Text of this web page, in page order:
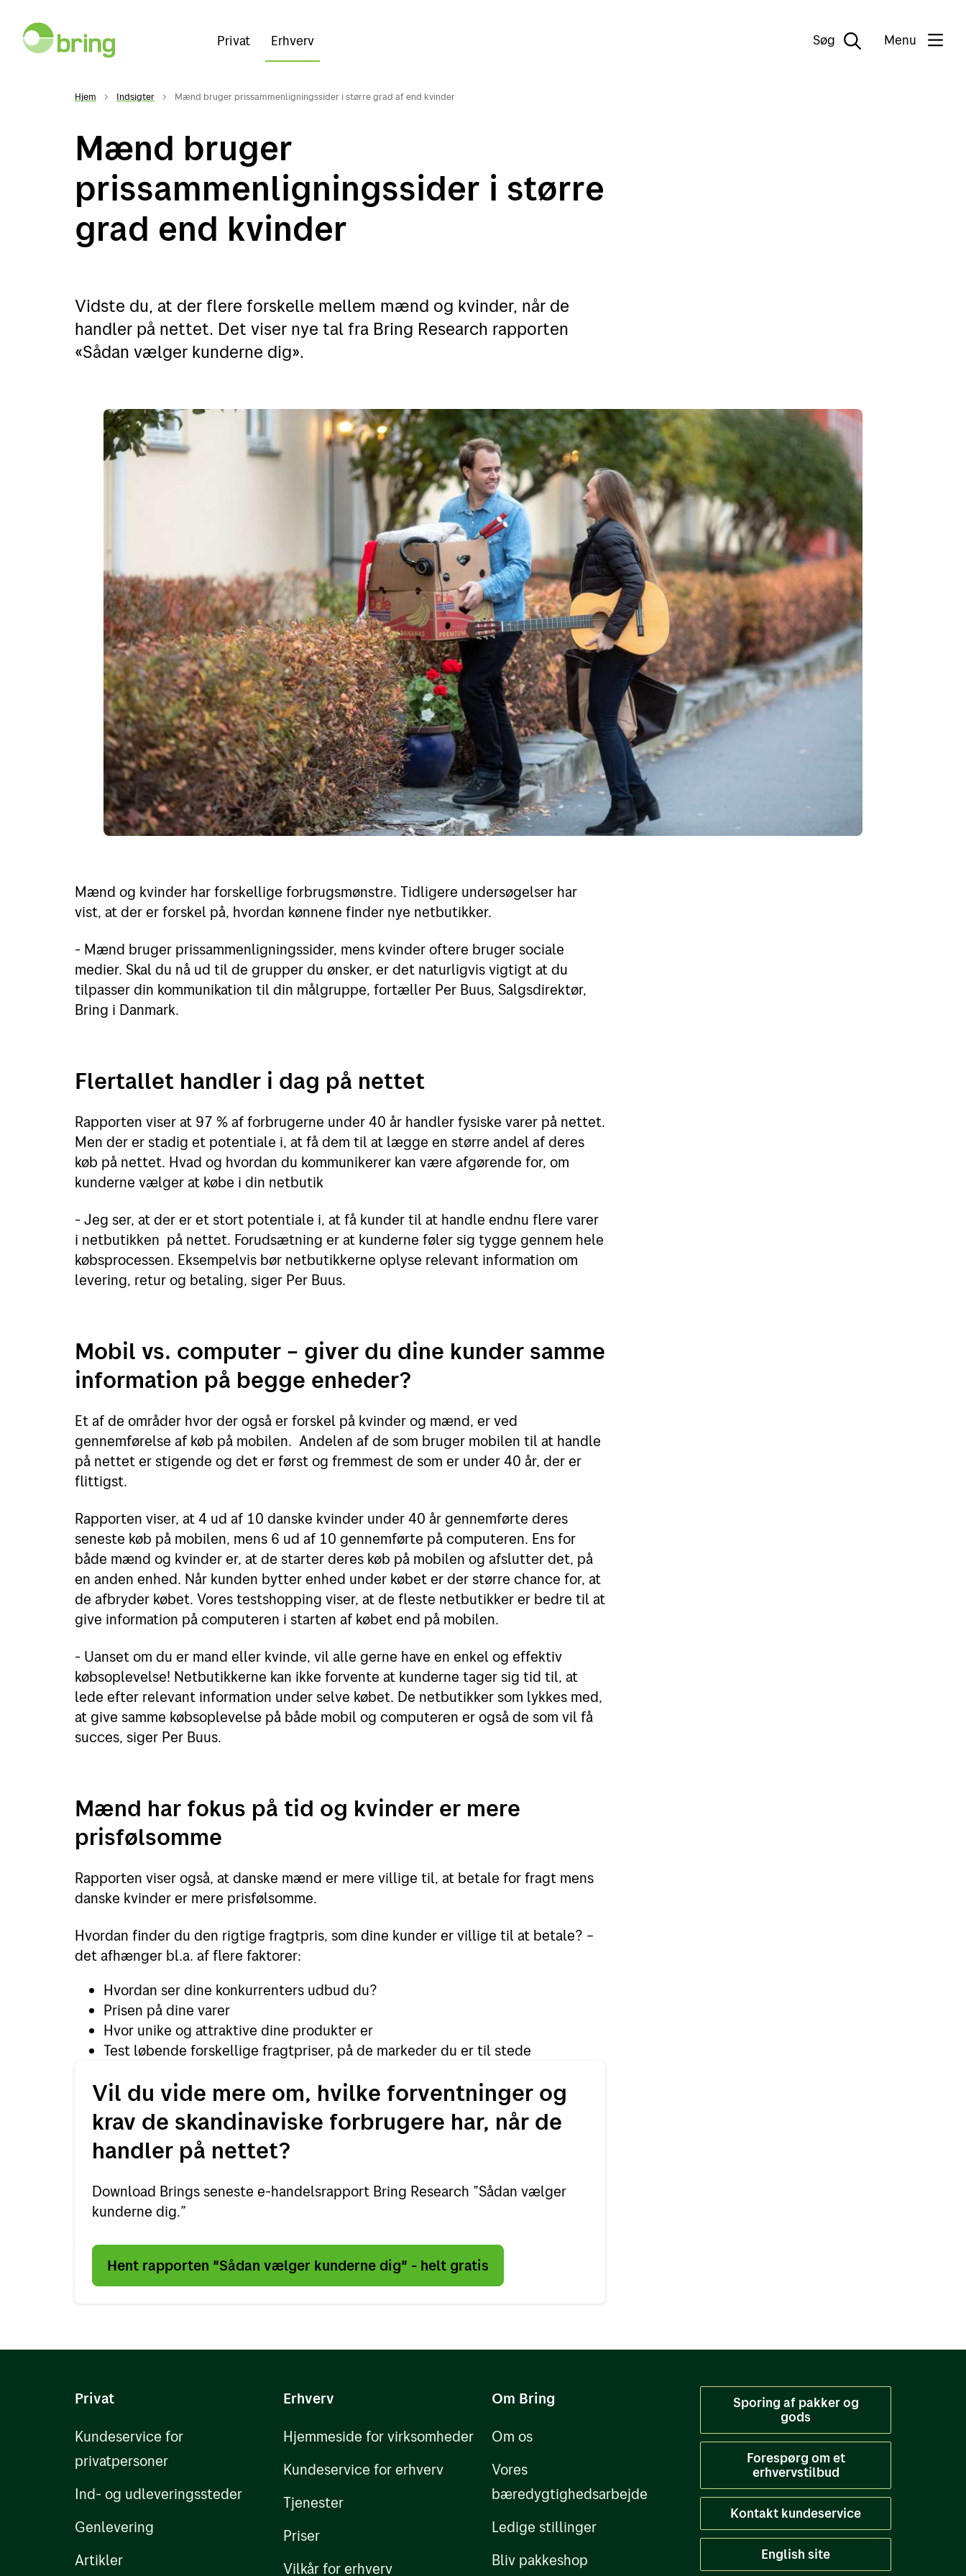
Privat Erhverv Søg Menu
Hjem Indsigter Mænd bruger prissammenligningssider i større grad af end kvinder
Mænd bruger
prissammenligningssider i større
grad end kvinder
Vidste du, at der flere forskelle mellem mænd og kvinder, når de
handler på nettet. Det viser nye tal fra Bring Research rapporten
«Sådan vælger kunderne dig».
Mænd og kvinder har forskellige forbrugsmønstre. Tidligere undersøgelser har
vist, at der er forskel på, hvordan kønnene finder nye netbutikker.
- Mænd bruger prissammenligningssider, mens kvinder oftere bruger sociale
medier. Skal du nå ud til de grupper du ønsker, er det naturligvis vigtigt at du
tilpasser din kommunikation til din målgruppe, fortæller Per Buus, Salgsdirektør,
Bring i Danmark.
Flertallet handler i dag på nettet
Rapporten viser at 97 % af forbrugerne under 40 år handler fysiske varer på nettet.
Men der er stadig et potentiale i, at få dem til at lægge en større andel af deres
køb på nettet. Hvad og hvordan du kommunikerer kan være afgørende for, om
kunderne vælger at købe i din netbutik
- Jeg ser, at der er et stort potentiale i, at få kunder til at handle endnu flere varer
i netbutikken på nettet. Forudsætning er at kunderne føler sig tygge gennem hele
købsprocessen. Eksempelvis bør netbutikkerne oplyse relevant information om
levering, retur og betaling, siger Per Buus.
Mobil vs. computer – giver du dine kunder samme
information på begge enheder?
Et af de områder hvor der også er forskel på kvinder og mænd, er ved
gennemførelse af køb på mobilen. Andelen af de som bruger mobilen til at handle
på nettet er stigende og det er først og fremmest de som er under 40 år, der er
flittigst.
Rapporten viser, at 4 ud af 10 danske kvinder under 40 år gennemførte deres
seneste køb på mobilen, mens 6 ud af 10 gennemførte på computeren. Ens for
både mænd og kvinder er, at de starter deres køb på mobilen og afslutter det, på
en anden enhed. Når kunden bytter enhed under købet er der større chance for, at
de afbryder købet. Vores testshopping viser, at de fleste netbutikker er bedre til at
give information på computeren i starten af købet end på mobilen.
- Uanset om du er mand eller kvinde, vil alle gerne have en enkel og effektiv
købsoplevelse! Netbutikkerne kan ikke forvente at kunderne tager sig tid til, at
lede efter relevant information under selve købet. De netbutikker som lykkes med,
at give samme købsoplevelse på både mobil og computeren er også de som vil få
succes, siger Per Buus.
Mænd har fokus på tid og kvinder er mere
prisfølsomme
Rapporten viser også, at danske mænd er mere villige til, at betale for fragt mens
danske kvinder er mere prisfølsomme.
Hvordan finder du den rigtige fragtpris, som dine kunder er villige til at betale? –
det afhænger bl.a. af flere faktorer:
Hvordan ser dine konkurrenters udbud du?
Prisen på dine varer
Hvor unike og attraktive dine produkter er
Test løbende forskellige fragtpriser, på de markeder du er til stede
Vil du vide mere om, hvilke forventninger og
krav de skandinaviske forbrugere har, når de
handler på nettet?
Download Brings seneste e-handelsrapport Bring Research ”Sådan vælger
kunderne dig.”
Hent rapporten "Sådan vælger kunderne dig" - helt gratis
Privat
Kundeservice for
privatpersoner
Ind- og udleveringssteder
Genlevering
Artikler
Erhverv
Hjemmeside for virksomheder
Kundeservice for erhverv
Tjenester
Priser
Vilkår for erhverv
Om Bring
Om os
Vores
bæredygtighedsarbejde
Ledige stillinger
Bliv pakkeshop
Sporing af pakker og
gods
Forespørg om et
erhvervstilbud
Kontakt kundeservice
English site